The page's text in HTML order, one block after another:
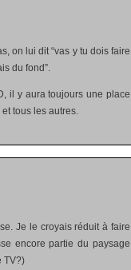
on lui dit “vas y tu dois faire
du fond”.
il y aura toujours une place
tous les autres.
Je le croyais réduit à faire
encore partie du paysage
TV?)